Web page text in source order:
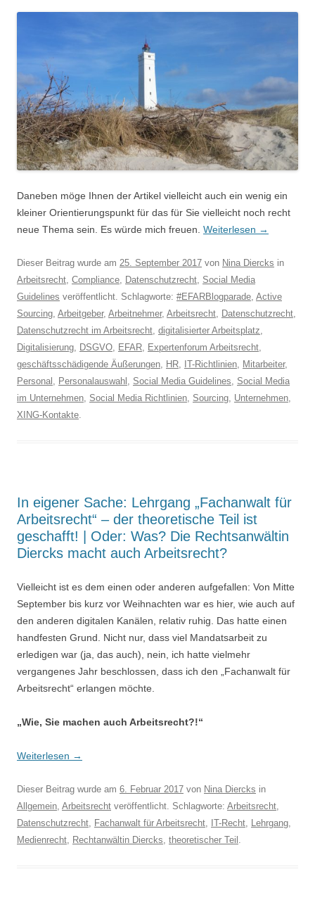
Daneben möge Ihnen der Artikel vielleicht auch ein wenig ein
kleiner Orientierungspunkt für das für Sie vielleicht noch recht
neue Thema sein. Es würde mich freuen. Weiterlesen →
Dieser Beitrag wurde am 25. September 2017 von Nina Diercks in
Arbeitsrecht, Compliance, Datenschutzrecht, Social Media
Guidelines veröffentlicht. Schlagworte: #EFARBlogparade, Active
Sourcing, Arbeitgeber, Arbeitnehmer, Arbeitsrecht, Datenschutzrecht,
Datenschutzrecht im Arbeitsrecht, digitalisierter Arbeitsplatz,
Digitalisierung, DSGVO, EFAR, Expertenforum Arbeitsrecht,
geschäftsschädigende Äußerungen, HR, IT-Richtlinien, Mitarbeiter,
Personal , Personalauswahl , Social Media Guidelines, Social Media
im Unternehmen, Social Media Richtlinien, Sourcing, Unternehmen,
XING-Kontakte.
In eigener Sache: Lehrgang „Fachanwalt für
Arbeitsrecht“ – der theoretische Teil ist
geschafft! | Oder: Was? Die Rechtsanwältin
Diercks macht auch Arbeitsrecht?
Vielleicht ist es dem einen oder anderen aufgefallen: Von Mitte
September bis kurz vor Weihnachten war es hier, wie auch auf
den anderen digitalen Kanälen, relativ ruhig. Das hatte einen
handfesten Grund. Nicht nur, dass viel Mandatsarbeit zu
erledigen war (ja, das auch), nein, ich hatte vielmehr
vergangenes Jahr beschlossen, dass ich den „Fachanwalt für
Arbeitsrecht“ erlangen möchte.
„Wie, Sie machen auch Arbeitsrecht?!“
Weiterlesen →
Dieser Beitrag wurde am 6. Februar 2017 von Nina Diercks in
Allgemein, Arbeitsrecht veröffentlicht. Schlagworte: Arbeitsrecht,
Datenschutzrecht, Fachanwalt für Arbeitsrecht, IT-Recht, Lehrgang,
Medienrecht, Rechtanwältin Diercks, theoretischer Teil .